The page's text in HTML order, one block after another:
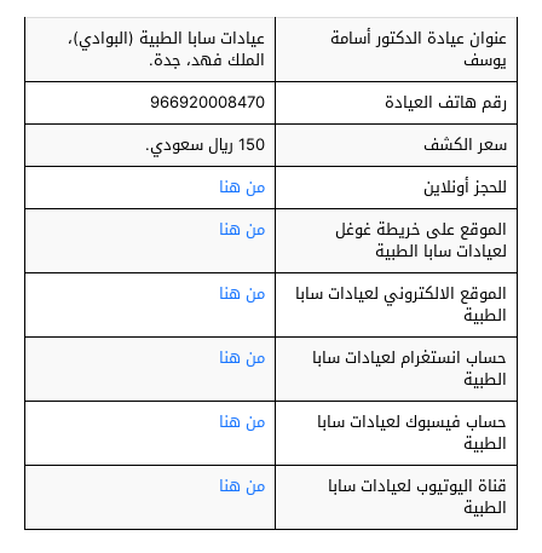
عنوان عيادة الدكتور أسامة
يوسف
عيادات سابا الطبية (البوادي)،
الملك فهد، جدة.
رقم هاتف العيادة
966920008470
سعر الكشف
150 ريال سعودي.
للحجز أونلاين
من هنا
الموقع على خريطة غوغل
لعيادات سابا الطبية
من هنا
الموقع الالكتروني لعيادات سابا
الطبية
من هنا
حساب انستغرام لعيادات سابا
الطبية
من هنا
حساب فيسبوك لعيادات سابا
الطبية
من هنا
قناة اليوتيوب لعيادات سابا
الطبية
من هنا